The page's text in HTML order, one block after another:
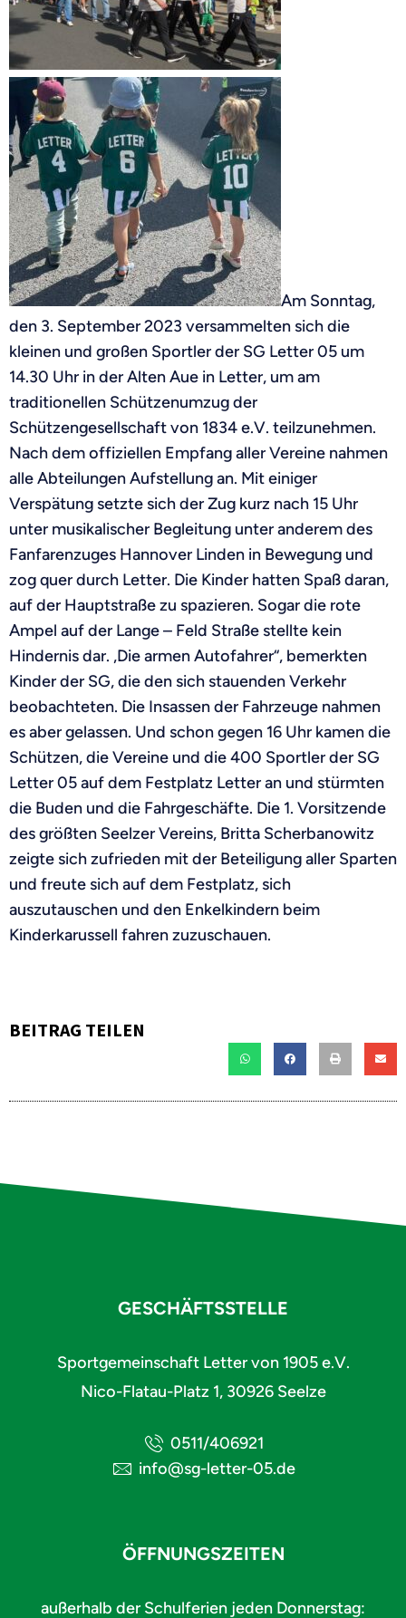
Am Sonntag,
den 3. September 2023 versammelten sich die
kleinen und großen Sportler der SG Letter 05 um
14.30 Uhr in der Alten Aue in Letter, um am
traditionellen Schützenumzug der
Schützengesellschaft von 1834 e.V. teilzunehmen.
Nach dem offiziellen Empfang aller Vereine nahmen
alle Abteilungen Aufstellung an. Mit einiger
Verspätung setzte sich der Zug kurz nach 15 Uhr
unter musikalischer Begleitung unter anderem des
Fanfarenzuges Hannover Linden in Bewegung und
zog quer durch Letter. Die Kinder hatten Spaß daran,
auf der Hauptstraße zu spazieren. Sogar die rote
Ampel auf der Lange – Feld Straße stellte kein
Hindernis dar. „Die armen Autofahrer“, bemerkten
Kinder der SG, die den sich stauenden Verkehr
beobachteten. Die Insassen der Fahrzeuge nahmen
es aber gelassen. Und schongegen 16 Uhr kamen die
Schützen, die Vereine und die 400 Sportler der SG
Letter 05 auf dem Festplatz Letter an und stürmten
die Buden und die Fahrgeschäfte. Die 1. Vorsitzende
des größten Seelzer Vereins, Britta Scherbanowitz
zeigte sich zufrieden mit der Beteiligung aller Sparten
und freute sich auf dem Festplatz, sich
auszutauschen und den Enkelkindern beim
Kinderkarussell fahren zuzuschauen.
BEITRAG TEILEN
GESCHÄFTSSTELLE
Sportgemeinschaft Letter von 1905 e.V.
Nico-Flatau-Platz 1, 30926 Seelze
0511/406921
info@sg-letter-05.de
ÖFFNUNGSZEITEN
außerhalb der Schulferien jeden Donnerstag: